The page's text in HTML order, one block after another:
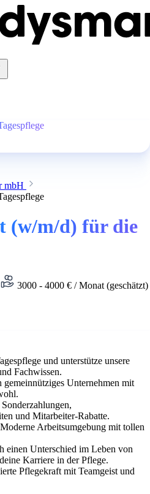
mbH
(w/m/d) für die
3000 - 4000 € / Monat (geschätzt)
und unterstütze unsere
Fachwissen.
Unternehmen mit
und Mitarbeiter-Rabatte.
Moderne Arbeitsumgebung mit tollen
einen Unterschied im Leben von
Karriere in der Pflege.
Pflegekraft mit Teamgeist und